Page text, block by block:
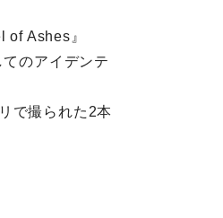
Ashes』
のアイデンテ
で撮られた2本